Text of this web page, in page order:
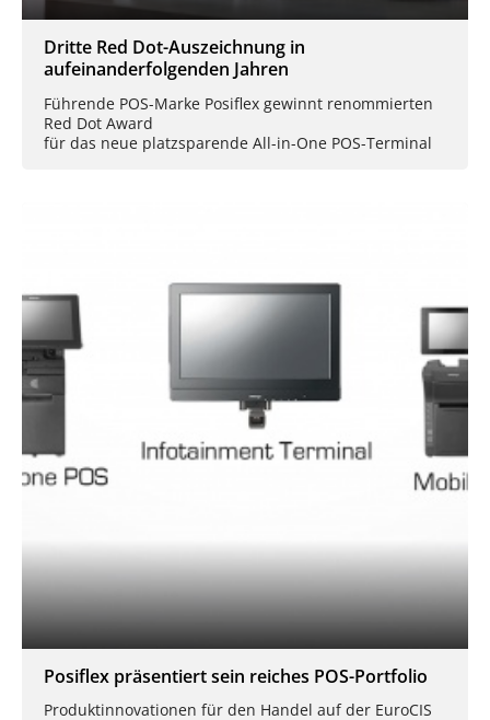
Dritte Red Dot-Auszeichnung in
aufeinanderfolgenden Jahren
Führende POS-Marke Posiflex gewinnt renommierten
Red Dot Award
für das neue platzsparende All-in-One POS-Terminal
Posiflex präsentiert sein reiches POS-Portfolio
Produktinnovationen für den Handel auf der EuroCIS